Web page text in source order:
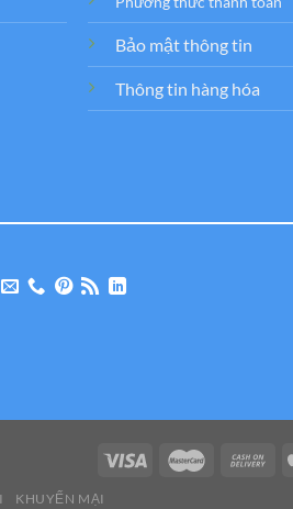
Bảo mật thông tin
Thông tin hàng hóa
KHUYẾN MẠI